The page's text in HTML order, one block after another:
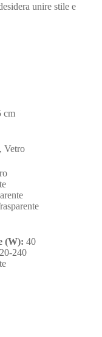
unire stile e
cm
Vetro
(W): 40
240